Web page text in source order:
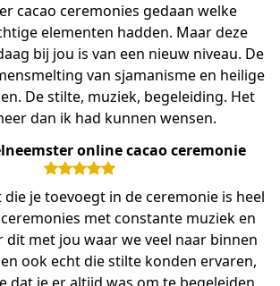
cacao ceremonies gedaan welke
elementen hadden. Maar deze
bij jou is van een nieuw niveau. De
van sjamanisme en heilige
De stilte, muziek, begeleiding. Het
dan ik had kunnen wensen.
online cacao ceremonie
je toevoegt in de ceremonie is heel
met constante muziek en
dit met jou waar we veel naar binnen
ook echt die stilte konden ervaren,